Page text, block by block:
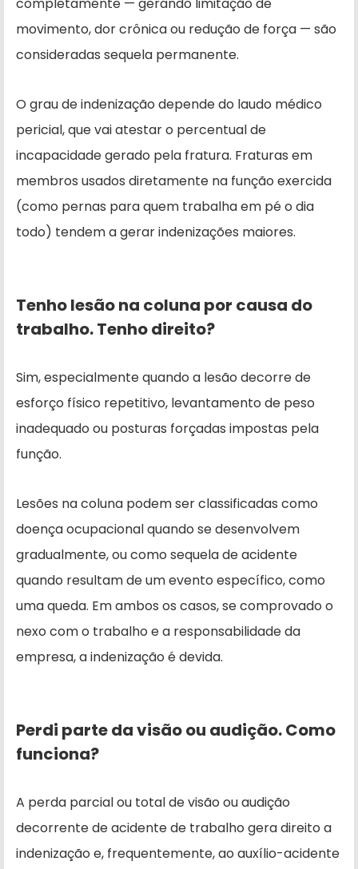
movimento, dor crônica ou redução de força — são
consideradas sequela permanente.
O grau de indenização depende do laudo médico
pericial, que vai atestar o percentual de
incapacidade gerado pela fratura. Fraturas em
membros usados diretamente na função exercida
(como pernas para quem trabalha em pé o dia
todo) tendem a gerar indenizações maiores.
Tenho lesão na coluna por causa do
trabalho. Tenho direito?
Sim, especialmente quando a lesão decorre de
esforço físico repetitivo, levantamento de peso
inadequado ou posturas forçadas impostas pela
função.
Lesões na coluna podem ser classificadas como
doença ocupacional quando se desenvolvem
gradualmente, ou como sequela de acidente
quando resultam de um evento específico, como
uma queda. Em ambos os casos, se comprovado o
nexo com o trabalho e a responsabilidade da
empresa, a indenização é devida.
Perdi parte da visão ou audição. Como
funciona?
A perda parcial ou total de visão ou audição
decorrente de acidente de trabalho gera direito a
indenização e, frequentemente, ao auxílio-acidente